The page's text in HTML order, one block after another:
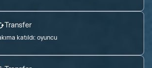
Transfer
katıldı:oyuncu